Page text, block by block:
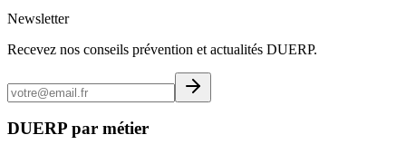
Newsletter
Recevez nos conseils prévention et actualités DUERP.
DUERP par métier